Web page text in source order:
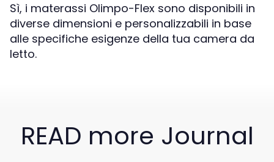
Sì, i materassi Olimpo-Flex sono disponibili in
diverse dimensioni e personalizzabili in base
alle specifiche esigenze della tua camera da
letto.
READ more Journal